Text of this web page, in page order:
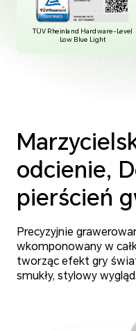
TÜV Rheinland Hardware-Level
Low Blue Light
odcienie,
pierścień
Precyzyjnie
wkomponowany w
tworząc efekt gry
smukły, stylowy wygląd.